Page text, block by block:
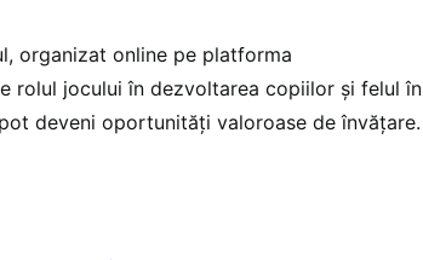
organizat online pe platforma
rolul jocului în dezvoltarea copiilor și felul în
deveni oportunități valoroase de învățare.